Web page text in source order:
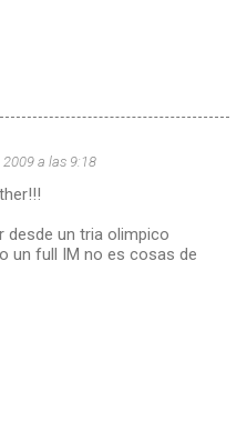
a las 9:18
desde un tria olimpico
un full IM no es cosas de